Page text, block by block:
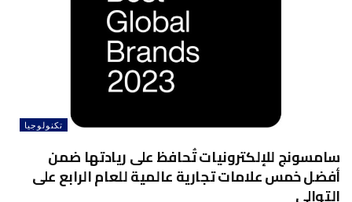
تكنولوجيا
سامسونج للإلكترونيات تُحافظ على ريادتها ضمن
أفضل خمس علامات تجارية عالمية للعام الرابع على
التوالي